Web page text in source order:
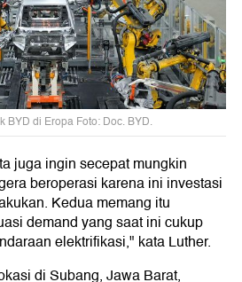
BYD di Eropa Foto: Doc. BYD.
juga ingin secepat mungkin
beroperasi karena ini investasi
Kedua memang itu
demand yang saat ini cukup
elektrifikasi," kata Luther.
di Subang, Jawa Barat,